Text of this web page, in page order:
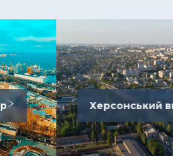
Херсонський